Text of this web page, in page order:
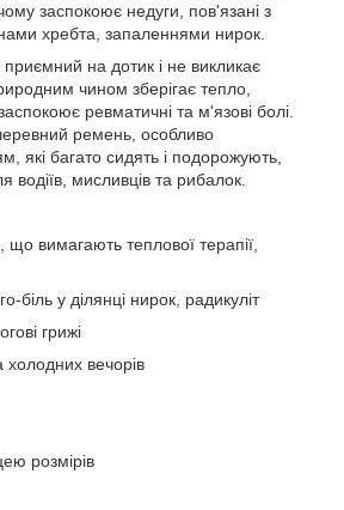
чому заспокоює недуги, пов'язані з
хребта, запаленнями нирок.
на дотик і не викликає
чином зберігає тепло,
ревматичні та м'язові болі.
ремень, особливо
які багато сидять і подорожують,
водіїв, мисливців та рибалок.
вимагають теплової терапії,
біль у ділянці нирок, радикуліт
грижі
вечорів
розмірів